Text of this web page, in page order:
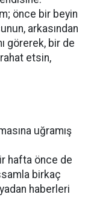
önce bir beyin
arkasından
görerek, bir de
etsin,
uğramış
hafta önce de
birkaç
haberleri